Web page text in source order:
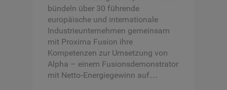
bündeln über 30 führende
europäische und internationale
Industrieunternehmen gemeinsam
mit Proxima Fusion ihre
Kompetenzen zur Umsetzung von
Alpha – einem Fusionsdemonstrator
mit Netto‑Energiegewinn auf…